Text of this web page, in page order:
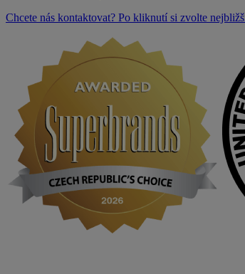
Chcete nás kontaktovat? Po kliknutí si zvolte